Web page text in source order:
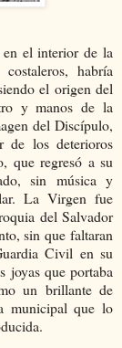
en el interior de la
habría
el origen del
y manos de la
del Discípulo,
de los deterioros
que regresó a su
sin música y
La Virgen fue
del Salvador
sin que faltaran
Civil en su
joyas que portaba
un brillante de
municipal que lo